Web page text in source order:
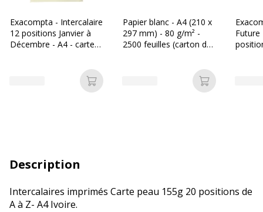
Exacompta - Intercalaire
12 positions Janvier à
Décembre - A4 - carte
Ajouter au panier
Papier blanc - A4 (210 x
297 mm) - 80 g/m² -
2500 feuilles (carton de
Ajouter au
Future
Description
Intercalaires imprimés Carte peau 155g 20 positions de
A à Z- A4 Ivoire.